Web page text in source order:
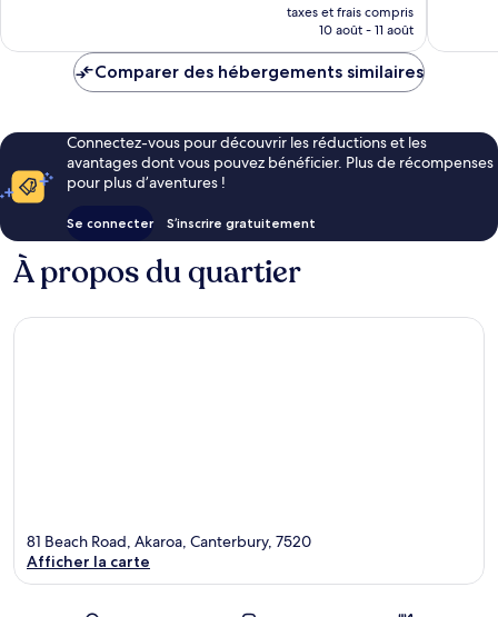
nouveau
prix
de
taxes et frais compris
10 août - 11 août
Comparer des hébergements similaires
Connectez-vous pour découvrir les réductions et les
avantages dont vous pouvez bénéficier. Plus de récompenses
pour plus d’aventures !
Se connecter S’inscrire gratuitement
À propos du quartier
81 Beach Road, Akaroa, Canterbury, 7520
Afficher la carte